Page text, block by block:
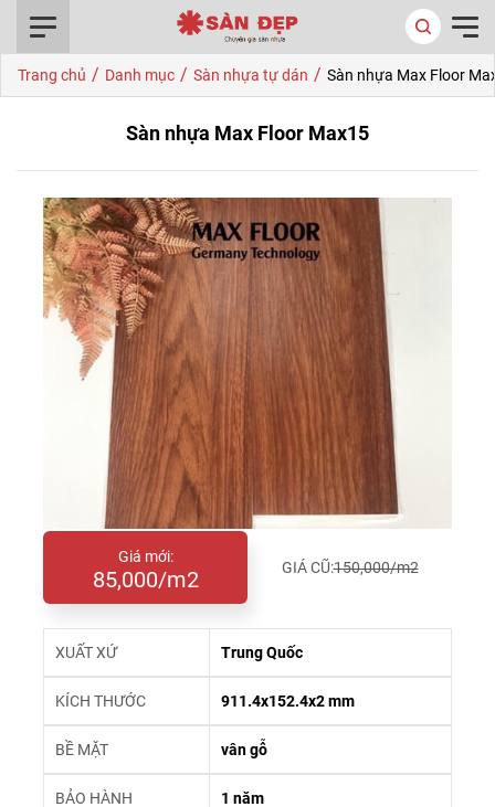
Trang chủ / Danh mục / Sàn nhựa tự dán / Sàn nhựa Max Floor
Sàn nhựa Max Floor Max15
Giá mới:
85,000/m2 GIÁ CŨ:150,000/m2
XUẤT XỨ Trung Quốc
KÍCH THƯỚC 911.4x152.4x2 mm
BỀ MẶT vân gỗ
BẢO HÀNH 1 năm